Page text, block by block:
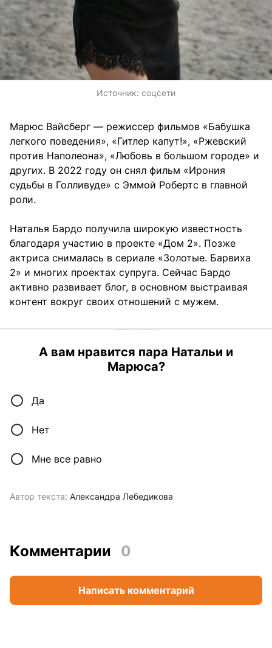
Источник: соцсети
Марюс Вайсберг — режиссер фильмов «Бабушка
легкого поведения», «Гитлер капут!», «Ржевский
против Наполеона», «Любовь в большом городе» и
других. В 2022 году он снял фильм «Ирония
судьбы в Голливуде» с Эммой Робертс в главной
роли.
Наталья Бардо получила широкую известность
благодаря участию в проекте «Дом 2». Позже
актриса снималась в сериале «Золотые. Барвиха
2» и многих проектах супруга. Сейчас Бардо
активно развивает блог, в основном выстраивая
контент вокруг своих отношений с мужем.
А вам нравится пара Натальи и
Марюса?
Да
Нет
Мне все равно
Автор текста: Александра Лебедикова
Комментарии 0
Написать комментарий